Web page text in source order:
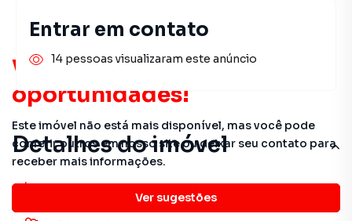
Você pode encontrar novas
oportunidades!
Este imóvel não está mais disponível, mas você pode
conferir outros em nosso site ou deixar seu contato para
receber mais informações.
Ver sugestões
Detalhes do imóvel
Entrar em contato
14 pessoas visualizaram este anúncio